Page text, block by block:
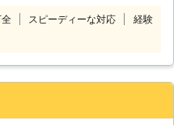
い。もちろんこの監視カメラ
ラもご利用ください】 全て
メラを本物にする必要性はあ
ダミーカメラというものがあ
安心を確保する監視カメラ設置
気工事の専門家である弊社に
スピーディーな対応
経験